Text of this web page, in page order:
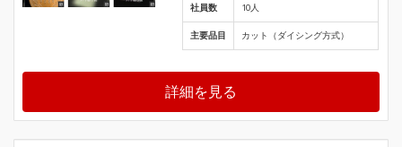
社員数 10人
主要品目 カット（ダイシング方式）
詳細を見る